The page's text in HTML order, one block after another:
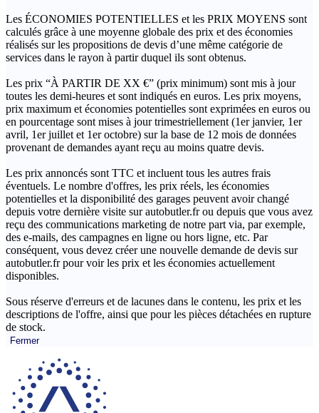
Les ÉCONOMIES POTENTIELLES et les PRIX MOYENS sont
calculés grâce à une moyenne globale des prix et des économies
réalisés sur les propositions de devis d’une même catégorie de
services dans le rayon à partir duquel ils sont obtenus.
Les prix “À PARTIR DE XX €” (prix minimum) sont mis à jour
toutes les demi-heures et sont indiqués en euros. Les prix moyens,
prix maximum et économies potentielles sont exprimées en euros ou
en pourcentage sont mises à jour trimestriellement (1er janvier, 1er
avril, 1er juillet et 1er octobre) sur la base de 12 mois de données
provenant de demandes ayant reçu au moins quatre devis.
Les prix annoncés sont TTC et incluent tous les autres frais
éventuels. Le nombre d'offres, les prix réels, les économies
potentielles et la disponibilité des garages peuvent avoir changé
depuis votre dernière visite sur autobutler.fr ou depuis que vous avez
reçu des communications marketing de notre part via, par exemple,
des e-mails, des campagnes en ligne ou hors ligne, etc. Par
conséquent, vous devez créer une nouvelle demande de devis sur
autobutler.fr pour voir les prix et les économies actuellement
disponibles.
Sous réserve d'erreurs et de lacunes dans le contenu, les prix et les
descriptions de l'offre, ainsi que pour les pièces détachées en rupture
de stock.
Fermer